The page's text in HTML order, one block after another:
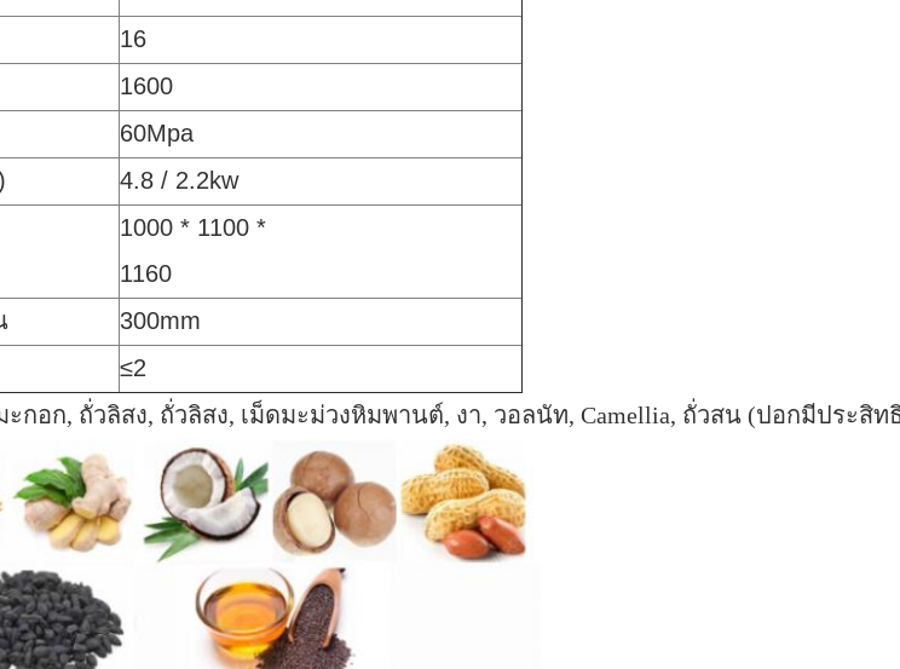
16
1600
60Mpa
4.8 / 2.2kw
1000 * 1100 *
1160
300mm
≤2
อก, ถั่วลิสง, ถั่วลิสง, เม็ดมะม่วงหิมพานต์, งา, วอลนัท, Camellia, ถั่วสน (ปอกมีประ